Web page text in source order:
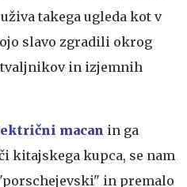
takega ugleda kot v
slavo zgradili okrog
in izjemnih
macan in ga
kitajskega kupca, se nam
in premalo